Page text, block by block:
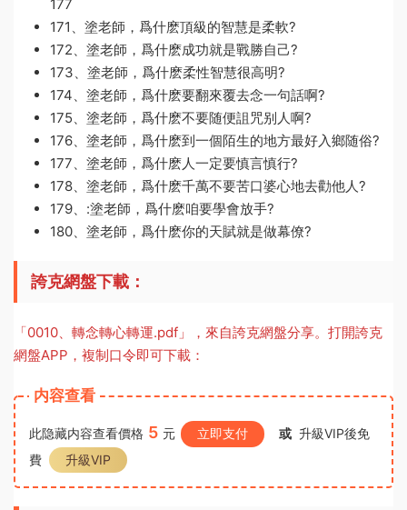
177
171、塗老師，爲什麽頂級的智慧是柔軟?
172、塗老師，爲什麽成功就是戰勝自己?
173、塗老師，爲什麽柔性智慧很高明?
174、塗老師，爲什麽要翻來覆去念一句話啊?
175、塗老師，爲什麽不要随便詛咒别人啊?
176、塗老師，爲什麽到一個陌生的地方最好入鄉随俗?
177、塗老師，爲什麽人一定要慎言慎行?
178、塗老師，爲什麽千萬不要苦口婆心地去勸他人?
179、:塗老師，爲什麽咱要學會放手?
180、塗老師，爲什麽你的天賦就是做幕僚?
誇克網盤下載：
「0010、轉念轉心轉運.pdf」，來自誇克網盤分享。打開誇克
網盤APP，複制口令即可下載：
内容查看
此隐藏内容查看價格 5 元 立即支付 或 升級VIP後免
費
升級VIP